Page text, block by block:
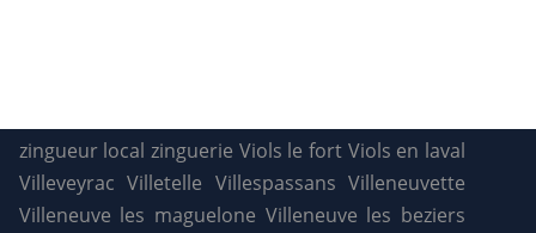
zingueur local zinguerie Viols le fort Viols en laval
Villeveyrac Villetelle Villespassans Villeneuvette
Villeneuve les maguelone Villeneuve les beziers